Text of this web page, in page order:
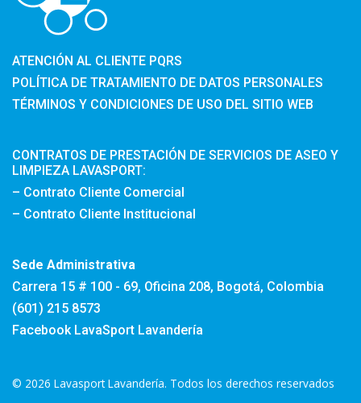
ATENCIÓN AL CLIENTE PQRS
POLÍTICA DE TRATAMIENTO DE DATOS PERSONALES
TÉRMINOS Y CONDICIONES DE USO DEL SITIO WEB
CONTRATOS DE PRESTACIÓN DE SERVICIOS DE ASEO Y
LIMPIEZA LAVASPORT:
– Contrato Cliente Comercial
– Contrato Cliente Institucional
Sede Administrativa
Carrera 15 # 100 - 69, Oficina 208, Bogotá, Colombia
(601) 215 8573
Facebook LavaSport Lavandería
© 2026 Lavasport Lavandería. Todos los derechos reservados